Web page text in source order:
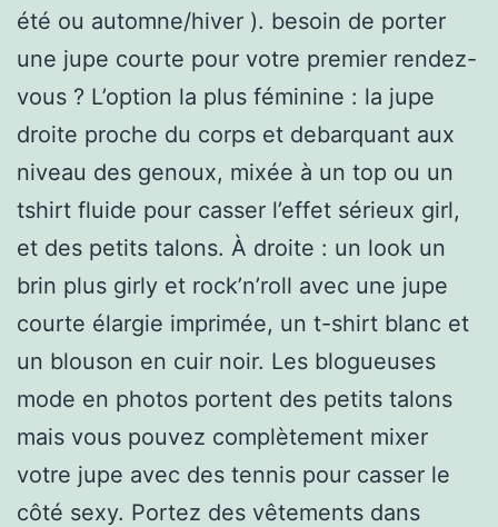
été ou automne/hiver ). besoin de porter
une jupe courte pour votre premier rendez-
vous ? L’option la plus féminine : la jupe
droite proche du corps et debarquant aux
niveau des genoux, mixée à un top ou un
tshirt fluide pour casser l’effet sérieux girl,
et des petits talons. À droite : un look un
brin plus girly et rock’n’roll avec une jupe
courte élargie imprimée, un t-shirt blanc et
un blouson en cuir noir. Les blogueuses
mode en photos portent des petits talons
mais vous pouvez complètement mixer
votre jupe avec des tennis pour casser le
côté sexy. Portez des vêtements dans